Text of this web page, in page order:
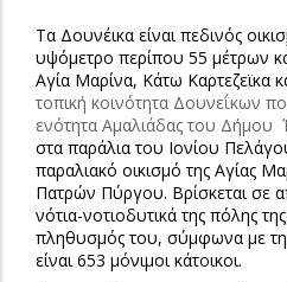
Τα Δουνέικα είναι πεδινός
υψόμετρο περίπου 55 μέτρων
Αγία Μαρίνα, Κάτω Καρτεζεϊκα
τοπική κοινότητα Δουνεΐκων
ενότητα Αμαλιάδας του Δήμου
στα παράλια του Ιονίου
παραλιακό οικισμό της Αγίας
Πατρών Πύργου. Βρίσκεται σε
νότια-νοτιοδυτικά της πόλης
πληθυσμός του, σύμφωνα με
είναι 653 μόνιμοι κάτοικοι.